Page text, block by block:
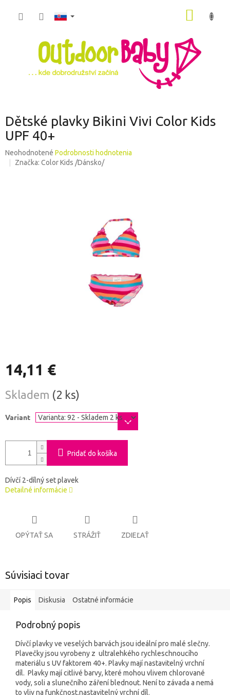
Dětské plavky Bikini Vivi Color Kids
UPF 40+
Priemerné
hodnotenie
Neohodnotené Podrobnosti hodnotenia
Značka: Color Kids /Dánsko/
14,11 €
cena:
Skladem (2 ks)
Variant
Pridať do košíka
Dívčí 2-dílný set plavek
Detailné informácie
OPÝTAŤ SA STRÁŽIŤ ZDIEĽAŤ
Súvisiaci tovar
Popis Diskusia Ostatné informácie
Podrobný popis
Dívčí plavky ve veselých barvách jsou ideální pro malé slečny.
Plavečky jsou vyrobeny z ultralehkého rychleschnoucího
materiálu s UV faktorem 40+. Plavky mají nastavitelný vrchní
díl. Plavky mají citlivé barvy, které mohou vlivem chlorované
vody, soli a slunečního záření blednout. Není to závada a nemá
to vliv na funkčnost.nastavitelný vrchní díl.